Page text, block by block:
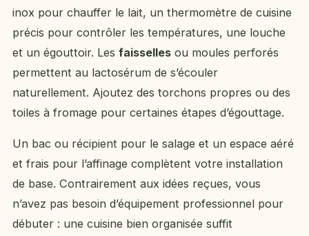
inox pour chauffer le lait, un thermomètre de cuisine
précis pour contrôler les températures, une louche
et un égouttoir. Les faisselles ou moules perforés
permettent au lactosérum de s’écouler
naturellement. Ajoutez des torchons propres ou des
toiles à fromage pour certaines étapes d’égouttage.
Un bac ou récipient pour le salage et un espace aéré
et frais pour l’affinage complètent votre installation
de base. Contrairement aux idées reçues, vous
n’avez pas besoin d’équipement professionnel pour
débuter : une cuisine bien organisée suffit